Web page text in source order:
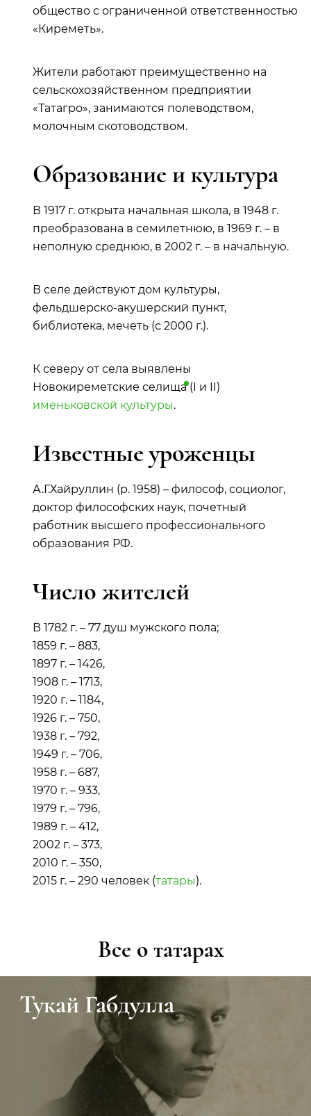
общество с ограниченной ответственностью
«Киреметь».
Жители работают преимущественно на
сельскохозяйственном предприятии
«Татагро», занимаются полеводством,
молочным скотоводством.
Образование и культура
В 1917 г. открыта начальная школа, в 1948 г.
преобразована в семилетнюю, в 1969 г. – в
неполную среднюю, в 2002 г. – в начальную.
В селе действуют дом культуры,
фельдшерско-акушерский пункт,
библиотека, мечеть (с 2000 г.).
К северу от села выявлены
Новокиреметские селища(I и II)
именьковской культуры.
Известные уроженцы
А.Г.Хайруллин (р. 1958) – философ, социолог,
доктор философских наук, почетный
работник высшего профессионального
образования РФ.
Число жителей
В 1782 г. – 77 душ мужского пола;
1859 г. – 883,
1897 г. – 1426,
1908 г. – 1713,
1920 г. – 1184,
1926 г. – 750,
1938 г. – 792,
1949 г. – 706,
1958 г. – 687,
1970 г. – 933,
1979 г. – 796,
1989 г. – 412,
2002 г. – 373,
2010 г. – 350,
2015 г. – 290 человек (татары).
Все о татарах
Тукай Габдулла